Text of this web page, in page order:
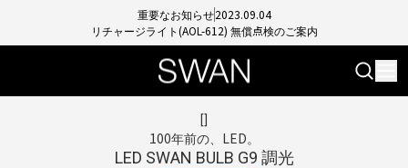
重要なお知らせ2023.09.04
リチャージライト(AOL-612) 無償点検のご案内
[
100年前の、LED。
LED SWAN BULB G9 調光